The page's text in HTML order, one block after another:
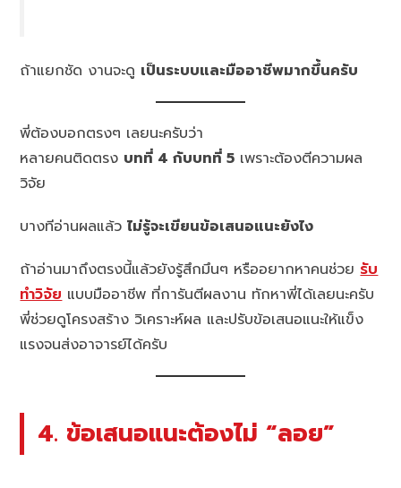
ถ้าแยกชัด งานจะดู เป็นระบบและมืออาชีพมากขึ้นครับ
พี่ต้องบอกตรงๆ เลยนะครับว่า
หลายคนติดตรง บทที่ 4 กับบทที่ 5 เพราะต้องตีความผล
วิจัย
บางทีอ่านผลแล้วไม่รู้จะเขียนข้อเสนอแนะยังไง
ถ้าอ่านมาถึงตรงนี้แล้วยังรู้สึกมึนๆ หรืออยากหาคนช่วย รับ
ทำวิจัย แบบมืออาชีพ ที่การันตีผลงาน ทักหาพี่ได้เลยนะครับ
พี่ช่วยดูโครงสร้าง วิเคราะห์ผล และปรับข้อเสนอแนะให้แข็ง
แรงจนส่งอาจารย์ได้ครับ
4. ข้อเสนอแนะต้องไม่ “ลอย”